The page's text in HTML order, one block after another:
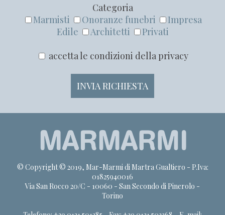
Categoria
Marmisti
Onoranze funebri
Impresa
Edile
Architetti
Privati
accetta le condizioni della privacy
INVIA RICHIESTA
© Copyright © 2019, Mar-Marmi di Martra Gualtiero - P.Iva:
01825940016
Via San Rocco 20/C - 10060 - San Secondo di Pinerolo -
Torino